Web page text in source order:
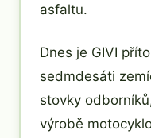
asfaltu.
Dnes je GIVI
sedmdesáti
stovky
výrobě